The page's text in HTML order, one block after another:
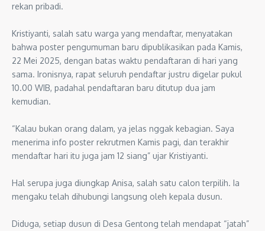
rekan pribadi.
Kristiyanti, salah satu warga yang mendaftar, menyatakan
bahwa poster pengumuman baru dipublikasikan pada Kamis,
22 Mei 2025, dengan batas waktu pendaftaran di hari yang
sama. Ironisnya, rapat seluruh pendaftar justru digelar pukul
10.00 WIB, padahal pendaftaran baru ditutup dua jam
kemudian.
“Kalau bukan orang dalam, ya jelas nggak kebagian. Saya
menerima info poster rekrutmen Kamis pagi, dan terakhir
mendaftar hari itu juga jam 12 siang” ujar Kristiyanti.
Hal serupa juga diungkap Anisa, salah satu calon terpilih. Ia
mengaku telah dihubungi langsung oleh kepala dusun.
Diduga, setiap dusun di Desa Gentong telah mendapat “jatah”